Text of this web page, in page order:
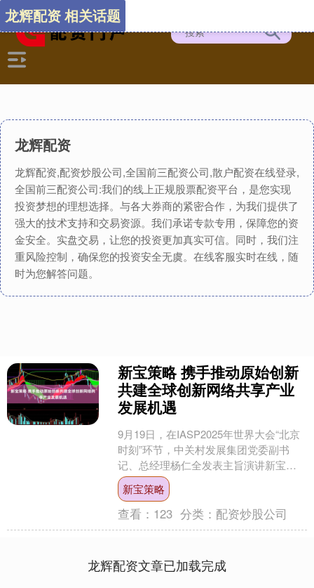
龙辉配资
龙辉配资,配资炒股公司,全国前三配资公司,散户配资在线登录,
全国前三配资公司:我们的线上正规股票配资平台，是您实现
投资梦想的理想选择。与各大券商的紧密合作，为我们提供了
强大的技术支持和交易资源。我们承诺专款专用，保障您的资
金安全。实盘交易，让您的投资更加真实可信。同时，我们注
重风险控制，确保您的投资安全无虞。在线客服实时在线，随
时为您解答问题。
龙辉配资 相关话题
新宝策略 携手推动原始创新
共建全球创新网络共享产业
发展机遇
9月19日，在IASP2025年世界大会“北京
时刻”环节，中关村发展集团党委副书
记、总经理杨仁全发表主旨演讲新宝策
略，并向全球发出合作邀请，携手推动
原始创新、共....
新宝策略
查看： 123 分类： 配资炒股公司
龙辉配资文章已加载完成